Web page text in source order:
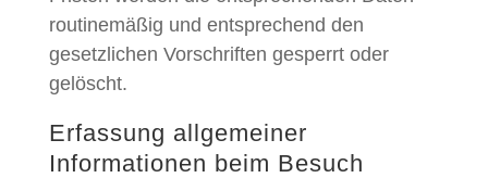
routinemäßig und entsprechend den
gesetzlichen Vorschriften gesperrt oder
gelöscht.
Erfassung allgemeiner
Informationen beim Besuch